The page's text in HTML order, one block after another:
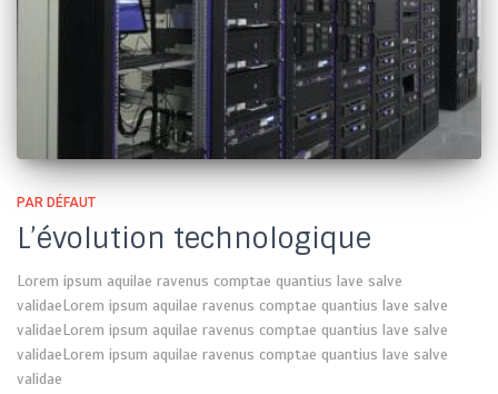
PAR DÉFAUT
L’évolution technologique
Lorem ipsum aquilae ravenus comptae quantius lave salve
validaeLorem ipsum aquilae ravenus comptae quantius lave salve
validaeLorem ipsum aquilae ravenus comptae quantius lave salve
validaeLorem ipsum aquilae ravenus comptae quantius lave salve
validae